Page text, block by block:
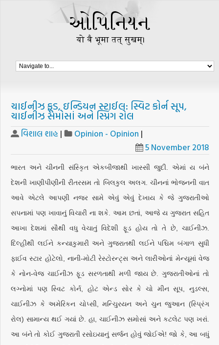
ચાઈનીઝ ફૂડ, ઇન્ડિયન સ્ટાઈલ: સ્વિટ કોર્ન સૂપ,
ચાઈનીઝ સમોસાં અને સ્પ્રિંગ રોલ
વિશાલ શાહ | Opinion - Opinion |
5 November 2018
ભારત અને ચીનની સંસ્કૃિત એકબીજાથી ખાસ્સી જુદી. એમાં ય બંને
દેશની ખાણીપીણીની રીતરસમ તો બિલકુલ અલગ. ચીનનાં ભોજનની વાત
આવે એટલે આપણી નજર સામે એવું એવું દેખાય કે જે ગુજરાતીઓ
સપનામાં પણ ખાવાનું વિચારી ના શકે. આમ છતાં, આજે ય ગુજરાત સહિત
આખા દેશમાં સૌથી વધુ વેચાતું વિદેશી ફૂડ હોય તો તે છે, ચાઈનીઝ.
દિલ્હીથી લઈને કન્યાકુમારી અને ગુજરાતથી લઈને પશ્ચિમ બંગાળ સુધી
ફાઈવ સ્ટાર હોટેલો, નાની-મોટી રેસ્ટોરન્ટ્સ અને લારીઓનાં મેન્યૂમાં વેજ
કે નોન-વેજ ચાઈનીઝ ફૂડ સરળતાથી મળી જાય છે. ગુજરાતીઓનાં તો
લગ્નોમાં પણ સ્વિટ કોર્ન, હોટ એન્ડ સોર કે ચો મીન સૂપ, નુડલ્સ,
ચાઈનીઝ કે અમેરિકન ચોપ્સી, મન્ચુિરયન અને ચુન જુઆન (સ્પ્રિંગ
રોલ) સામાન્ય થઈ ગયાં છે. હા, ચાઈનીઝ સમોસાં અને કટલેટ પણ ખરાં.
આ બંને તો કોઈ ગુજરાતી રસોઇયાનું સર્જન હોવું જોઈએ! જો કે, આ બધું